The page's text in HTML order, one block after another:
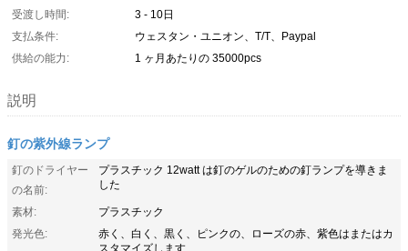
受渡し時間:
3 - 10日
支払条件:
ウェスタン・ユニオン、T/T、Paypal
供給の能力:
1 ヶ月あたりの 35000pcs
説明
釘の紫外線ランプ
釘のドライヤー
の名前:
プラスチック 12watt は釘のゲルのための釘ランプを導きま
した
素材:
プラスチック
発光色:
赤く、白く、黒く、ピンクの、ローズの赤、紫色はまたはカ
スタマイズします